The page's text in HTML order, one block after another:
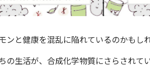
ンと健康を混乱に陥れているのかもし
の生活が、合成化学物質にさらされて